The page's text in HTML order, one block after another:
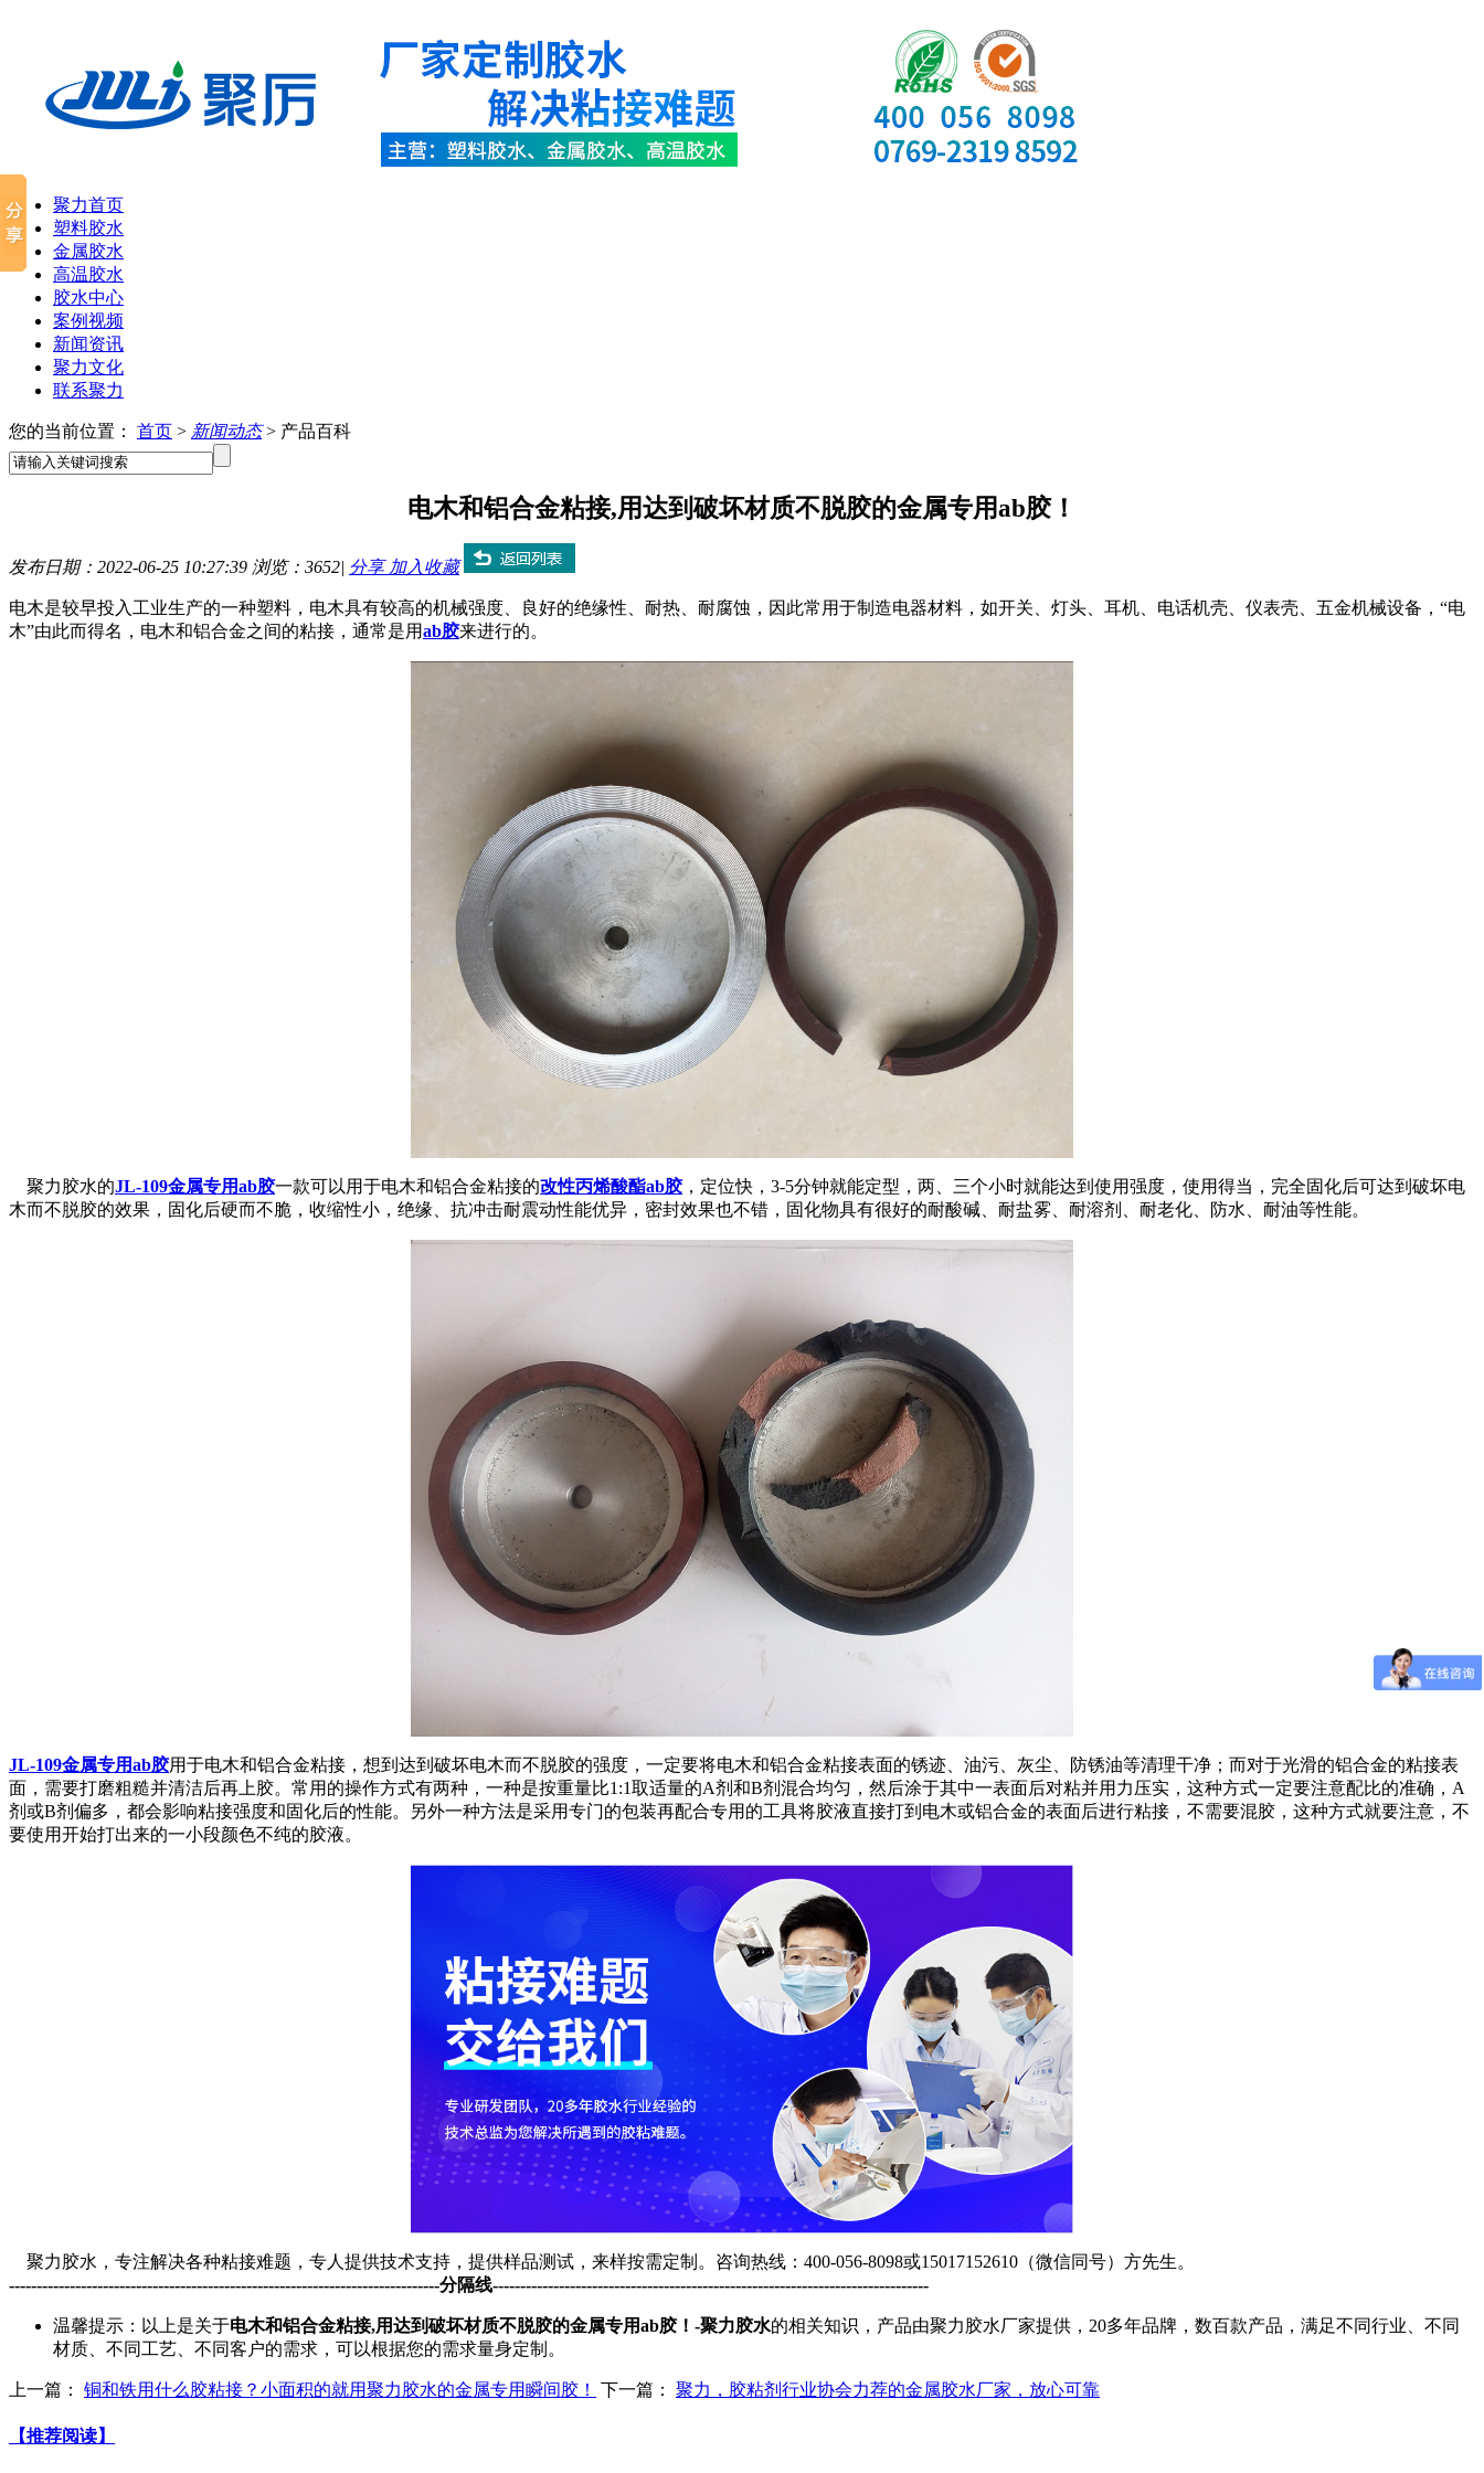
聚力首页
塑料胶水
金属胶水
高温胶水
胶水中心
案例视频
新闻资讯
聚力文化
联系聚力
您的当前位置： 首页 > 新闻动态> 产品百科
电木和铝合金粘接,用达到破坏材质不脱胶的金属专用ab胶！
发布日期：2022-06-25 10:27:39 浏览： 3652| 分享 加入收藏
电木是较早投入工业生产的一种塑料，电木具有较高的机械强度、良好的绝缘性、耐热、耐腐蚀，因此常用于制造电器材料，如开关、灯头、耳机、电话机壳、仪表壳、五金机械设备，“电
木”由此而得名，电木和铝合金之间的粘接，通常是用ab胶来进行的。
聚力胶水的JL-109金属专用ab胶一款可以用于电木和铝合金粘接的改性丙烯酸酯ab胶，定位快， 3-5分钟就能定型，两、三个小时就能达到使用强度，使用得当，完全固化后可达到破坏电
木而不脱胶的效果，固化后硬而不脆，收缩性小，绝缘、抗冲击耐震动性能优异，密封效果也不错，固化物具有很好的耐酸碱、耐盐雾、耐溶剂、耐老化、防水、耐油等性能。
JL-109金属专用ab胶用于电木和铝合金粘接，想到达到破坏电木而不脱胶的强度，一定要将电木和铝合金粘接表面的锈迹、油污、灰尘、防锈油等清理干净；而对于光滑的铝合金的粘接表
面，需要打磨粗糙并清洁后再上胶。 常用的操作方式有两种，一种是按重量比1:1取适量的A剂和B剂混合均匀，然后涂于其中一表面后对粘并用力压实，这种方式一定要注意配比的准确， A
剂或B剂偏多，都会影响粘接强度和固化后的性能。另外一种方法是采用专门的包装再配合专用的工具将胶液直接打到电木或铝合金的表面后进行粘接，不需要混胶，这种方式就要注意，不
要使用开始打出来的一小段颜色不纯的胶液。
聚力胶水，专注解决各种粘接难题，专人提供技术支持，提供样品测试，来样按需定制。咨询热线： 400-056-8098或15017152610 （微信同号）方先生。
------------------------------------------------------------------------------分隔线-------------------------------------------------------------------------------
温馨提示：以上是关于电木和铝合金粘接,用达到破坏材质不脱胶的金属专用ab胶！-聚力胶水的相关知识，产品由聚力胶水厂家提供，20多年品牌，数百款产品，满足不同行业、不同
材质、不同工艺、不同客户的需求，可以根据您的需求量身定制。
上一篇： 铜和铁用什么胶粘接？小面积的就用聚力胶水的金属专用瞬间胶！ 下一篇： 聚力，胶粘剂行业协会力荐的金属胶水厂家，放心可靠
【推荐阅读】